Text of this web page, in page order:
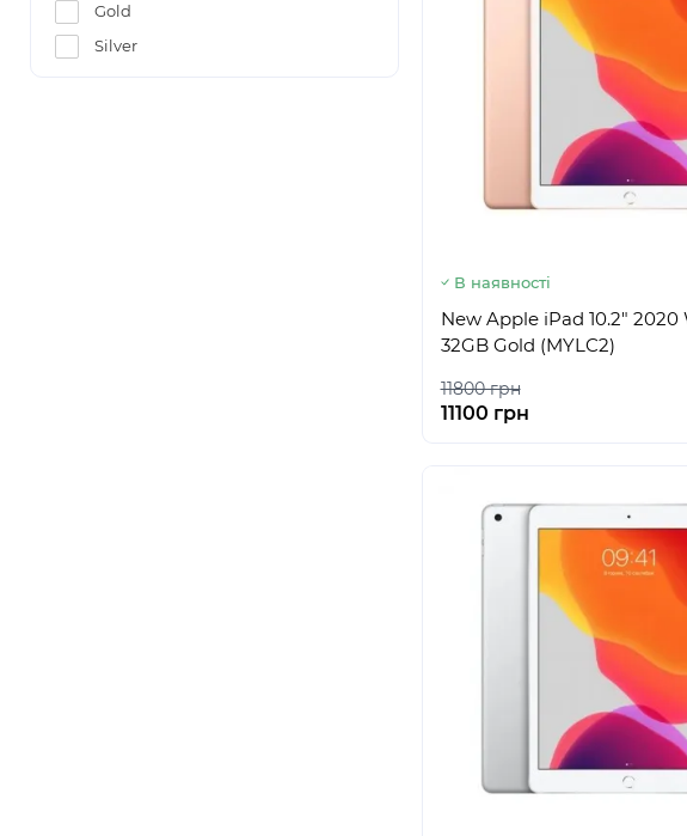
Gold
Silver
В наявності
New Apple iPad 10.2" 2020
32GB Gold (MYLC2)
11800 грн
11100 грн